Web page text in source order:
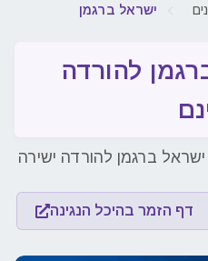
ישראל ברגמן
להורדה
דף הזמר בהיכל הנגינה